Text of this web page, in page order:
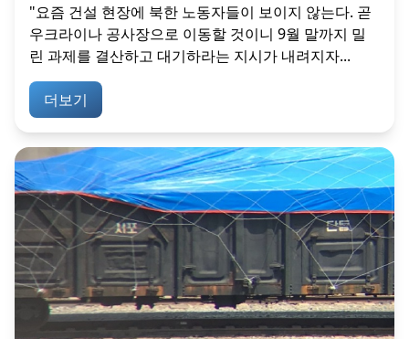
"요즘 건설 현장에 북한 노동자들이 보이지 않는다. 곧
우크라이나 공사장으로 이동할 것이니 9월 말까지 밀
린 과제를 결산하고 대기하라는 지시가 내려지자...
더보기